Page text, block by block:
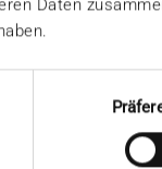
Daten